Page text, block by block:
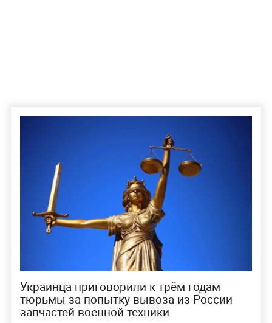
Украинца приговорили к трём годам
тюрьмы за попытку вывоза из России
запчастей военной техники